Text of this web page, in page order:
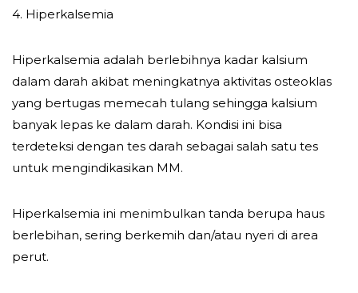
4. Hiperkalsemia
Hiperkalsemia adalah berlebihnya kadar kalsium
dalam darah akibat meningkatnya aktivitas osteoklas
yang bertugas memecah tulang sehingga kalsium
banyak lepas ke dalam darah. Kondisi ini bisa
terdeteksi dengan tes darah sebagai salah satu tes
untuk mengindikasikan MM.
Hiperkalsemia ini menimbulkan tanda berupa haus
berlebihan, sering berkemih dan/atau nyeri di area
perut.